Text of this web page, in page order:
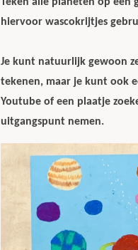
hiervoor wascokrijtjes
Je kunt natuurlijk gewoon
tekenen, maar je kunt ook
Youtube of een plaatje
uitgangspunt nemen.